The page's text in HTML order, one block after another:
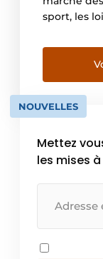
sport, les
monde, il y
que vous
semée
aimez le
NOUVELLES
Mettez
les mises